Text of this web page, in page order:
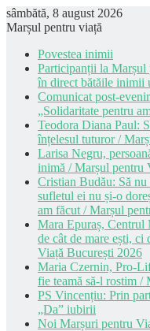
sâmbătă, 8 august 2026
Marșul pentru viață
Povestea inimii
Participanții la Marșul
în direct bătăile inimii
Comunicat post-
„Solidaritate pentru
Teodora Diana Paul:
înțelesul tuturor /
Larisa Negru,
inimă / Marșul pentru
Cristian Budău: Să
sufletul ei nu și-o
am făcut / Marșul
Mara Epuraș, Centrul
de cât de mare ești, ci
Viață București 2026
Maria Czernin, Pro-
fie teamă să-l rostim /
PS Vincențiu: Prin
„Da” iubirii
Noi Marșuri pentru